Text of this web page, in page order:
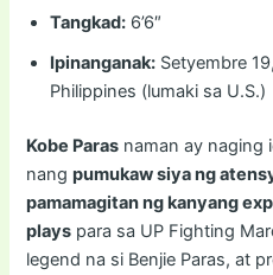
Tangkad: 6’6″
Ipinanganak: Setyembre
Philippines (lumaki sa U.S.)
Kobe Paras naman ay naging
nangpumukaw siya ng
pamamagitan ng kanyang
plays para sa UP Fighting
legend na si Benjie Paras, at